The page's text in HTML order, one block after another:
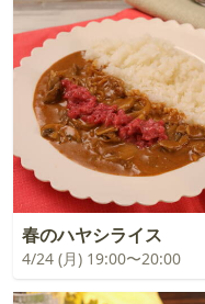
春のハヤシライス
4/24 (月) 19:00〜20:00